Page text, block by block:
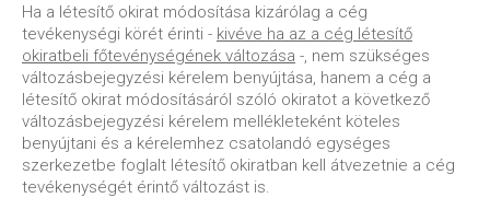
Ha a létesítő okirat módosítása kizárólag a cég
tevékenységi körét érinti - kivéve ha az a cég létesítő
okiratbeli főtevénységének változása -, nem szükséges
változásbejegyzési kérelem benyújtása, hanem a cég a
létesítő okirat módosításáról szóló okiratot a következő
változásbejegyzési kérelem mellékleteként köteles
benyújtani és a kérelemhez csatolandó egységes
szerkezetbe foglalt létesítő okiratban kell átvezetnie a cég
tevékenységét érintő változást is.